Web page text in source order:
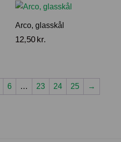
Arco, glasskål
12,50 kr.
6 … 23 24 25 →